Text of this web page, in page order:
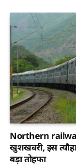
Northern
खुशखबरी, इस
बड़ा तोहफा